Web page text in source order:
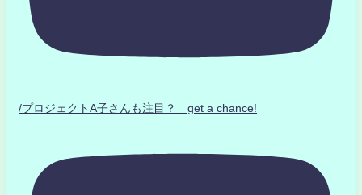
/プロジェクトA子さんも注目？ get a chance!